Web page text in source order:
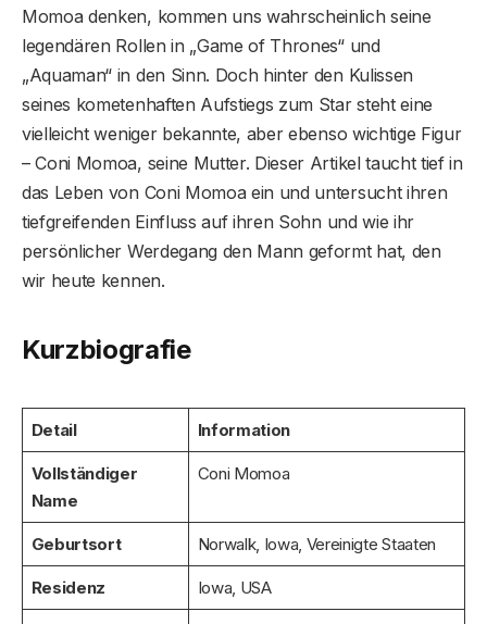
Momoa denken, kommen uns wahrscheinlich seine
legendären Rollen in „Game of Thrones“ und
„Aquaman“ in den Sinn. Doch hinter den Kulissen
seines kometenhaften Aufstiegs zum Star steht eine
vielleicht weniger bekannte, aber ebenso wichtige Figur
– Coni Momoa, seine Mutter. Dieser Artikel taucht tief in
das Leben von Coni Momoa ein und untersucht ihren
tiefgreifenden Einfluss auf ihren Sohn und wie ihr
persönlicher Werdegang den Mann geformt hat, den
wir heute kennen.
Kurzbiografie
Detail Information
Vollständiger
Name
Coni Momoa
Geburtsort Norwalk, Iowa, Vereinigte Staaten
Residenz Iowa, USA